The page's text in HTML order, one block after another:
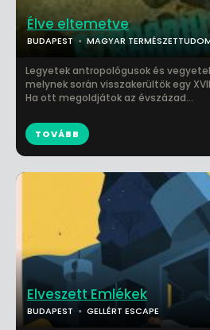
Elveszett Emlékek
BUDAPEST GELLÉRT ESCAPE
Élve eltemetve
BUDAPEST MAGYAR
Legyetek antropológusok és
melynek során visszakerültök egy
Ha ott megoldjátok az évszázad...
TOVÁBB